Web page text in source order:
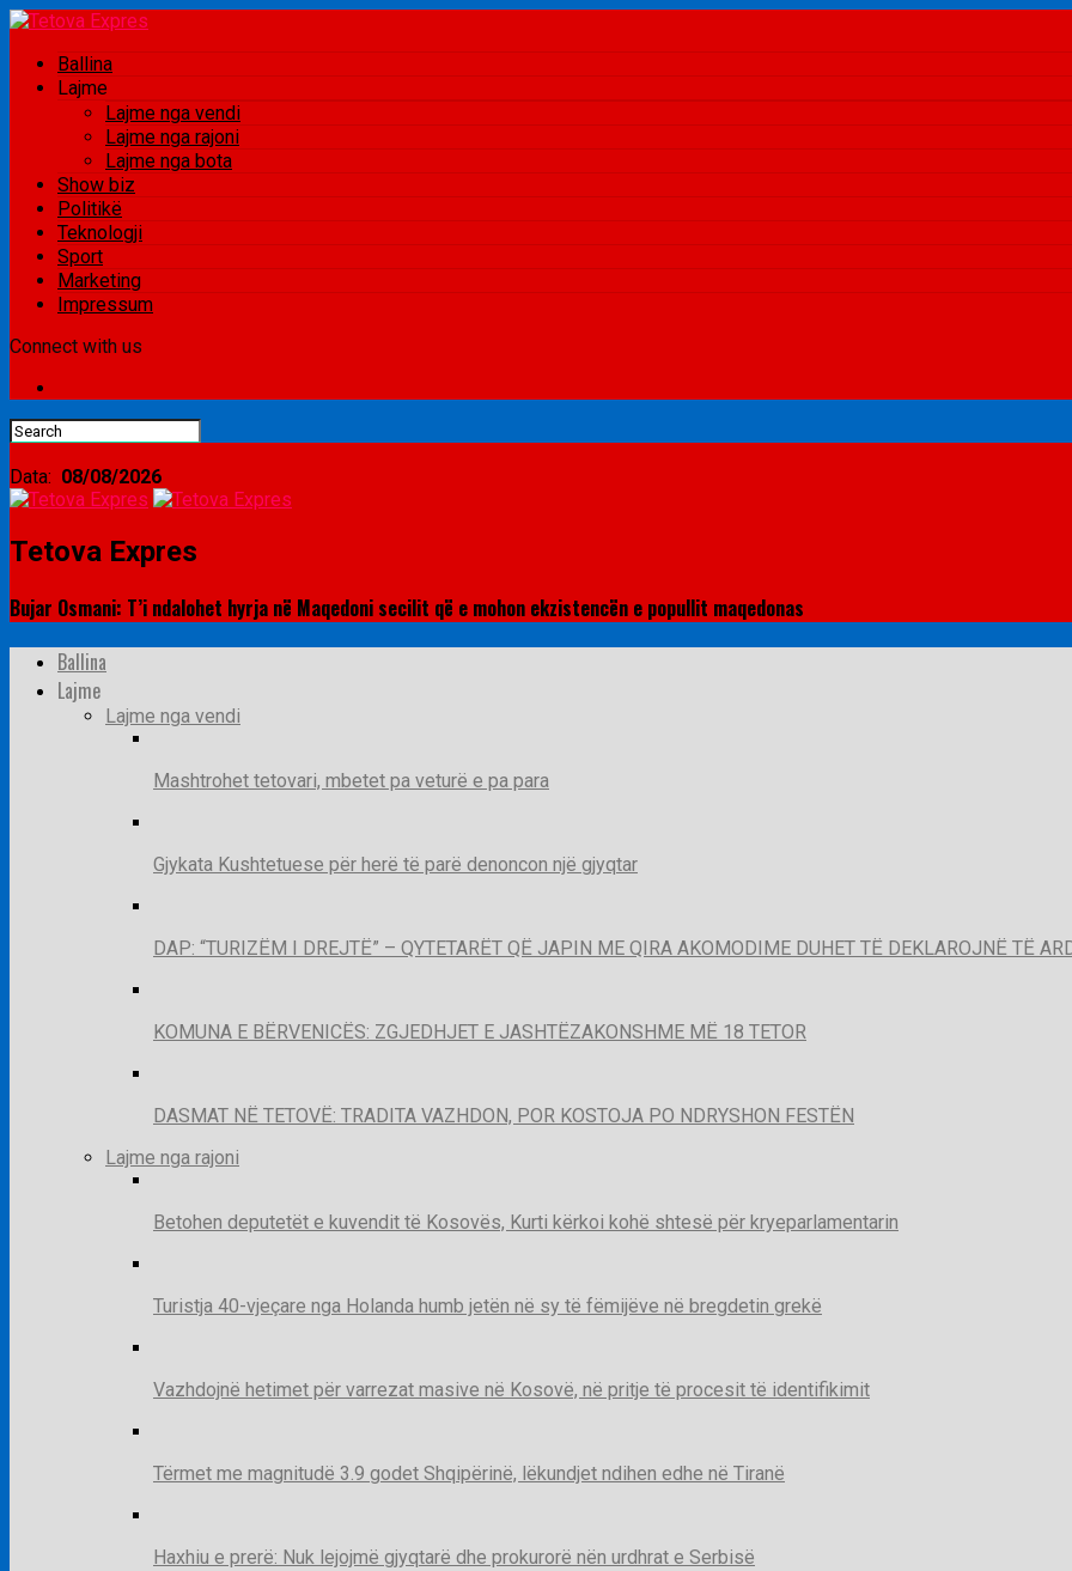
Ballina
Lajme
Lajme nga vendi
Lajme nga rajoni
Lajme nga bota
Show biz
Politikë
Teknologji
Sport
Marketing
Impressum
Connect with us
Data: 08/08/2026
Tetova Expres
Bujar Osmani: T’i ndalohet hyrja në Maqedoni secilit që e mohon ekzistencën e popullit maqedonas
Ballina
Lajme
Lajme nga vendi
Mashtrohet tetovari, mbetet pa veturë e pa para
Gjykata Kushtetuese për herë të parë denoncon një gjyqtar
DAP: “TURIZËM I DREJTË” – QYTETARËT QË JAPIN ME QIRA AKOMODIME DUHET TË DEKLAROJNË TË
KOMUNA E BËRVENICËS: ZGJEDHJET E JASHTËZAKONSHME MË 18 TETOR
DASMAT NË TETOVË: TRADITA VAZHDON, POR KOSTOJA PO NDRYSHON FESTËN
Lajme nga rajoni
Betohen deputetët e kuvendit të Kosovës, Kurti kërkoi kohë shtesë për kryeparlamentarin
Turistja 40-vjeçare nga Holanda humb jetën në sy të fëmijëve në bregdetin grekë
Vazhdojnë hetimet për varrezat masive në Kosovë, në pritje të procesit të identifikimit
Tërmet me magnitudë 3.9 godet Shqipërinë, lëkundjet ndihen edhe në Tiranë
Haxhiu e prerë: Nuk lejojmë gjyqtarë dhe prokurorë nën urdhrat e Serbisë